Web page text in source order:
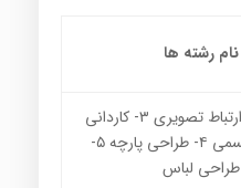
نام رشته ها
۱- نقاشی ۲- ارتباط تصویری ۳- کاردانی
هنرهای تجسمی ۴- طراحی پارچه ۵-
طراحی لباس